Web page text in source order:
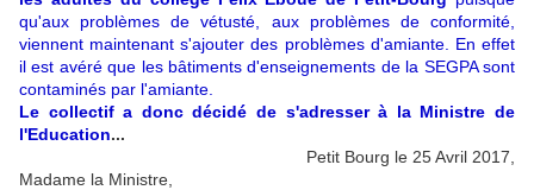
qu'aux problèmes de vétusté, aux problèmes de conformité,
viennent maintenant s'ajouter des problèmes d'amiante. En effet
il est avéré que les bâtiments d'enseignements de la SEGPA sont
contaminés par l'amiante.
Le collectif a donc décidé de s'adresser à la Ministre de
l'Education...
Petit Bourg le 25 Avril 2017,
Madame la Ministre,